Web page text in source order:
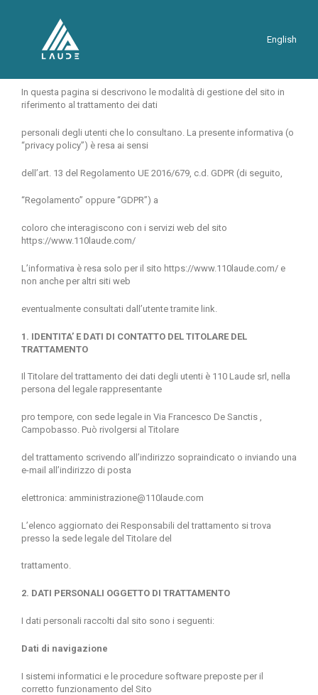
English
In questa pagina si descrivono le modalità di gestione del sito in
riferimento al trattamento dei dati
personali degli utenti che lo consultano. La presente informativa (o
“privacy policy”) è resa ai sensi
dell’art. 13 del Regolamento UE 2016/679, c.d. GDPR (di seguito,
“Regolamento” oppure “GDPR”) a
coloro che interagiscono con i servizi web del sito
https://www.110laude.com/
L’informativa è resa solo per il sito https://www.110laude.com/ e
non anche per altri siti web
eventualmente consultati dall’utente tramite link.
1. IDENTITA’ E DATI DI CONTATTO DEL TITOLARE DEL
TRATTAMENTO
Il Titolare del trattamento dei dati degli utenti è 110 Laude srl, nella
persona del legale rappresentante
pro tempore, con sede legale in Via Francesco De Sanctis ,
Campobasso. Può rivolgersi al Titolare
del trattamento scrivendo all’indirizzo sopraindicato o inviando una
e-mail all’indirizzo di posta
elettronica: amministrazione@110laude.com
L’elenco aggiornato dei Responsabili del trattamento si trova
presso la sede legale del Titolare del
trattamento.
2. DATI PERSONALI OGGETTO DI TRATTAMENTO
I dati personali raccolti dal sito sono i seguenti:
Dati di navigazione
I sistemi informatici e le procedure software preposte per il
corretto funzionamento del Sito